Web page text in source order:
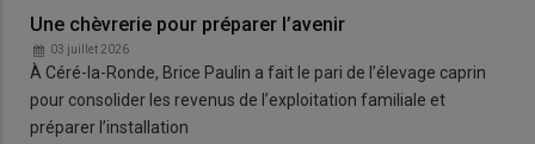
Une chèvrerie pour préparer l’avenir
03 juillet 2026
À Céré-la-Ronde, Brice Paulin a fait le pari de l’élevage caprin
pour consolider les revenus de l’exploitation familiale et
préparer l’installation